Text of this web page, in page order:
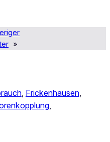
»
, Frickenhausen